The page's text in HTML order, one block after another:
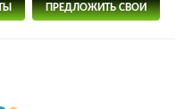
ПРЕДЛОЖИТЬ СВОИ